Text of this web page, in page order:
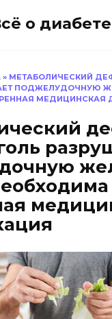
о диабете
» МЕТАБОЛИЧЕСКИЙ
ПОДЖЕЛУДОЧНУЮ
МЕДИЦИНСКАЯ